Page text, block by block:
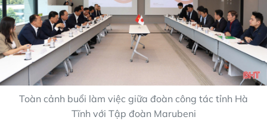
Toàn cảnh buổi làm việc giữa đoàn công tác tỉnh Hà
Tĩnh với Tập đoàn Marubeni